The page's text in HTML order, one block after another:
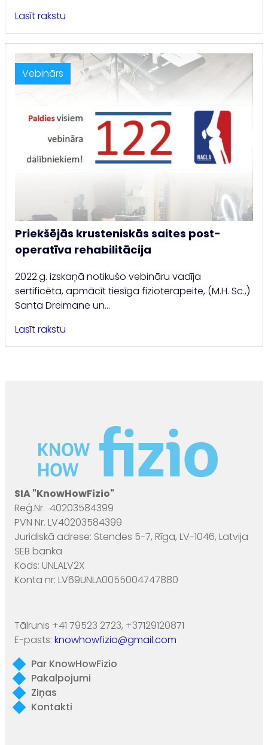
Lasīt rakstu
Vebinārs
Priekšējās krusteniskās saites post-
operatīva rehabilitācija
2022.g. izskaņā notikušo vebināru vadīja
sertificēta, apmācīt tiesīga fizioterapeite, (M.H. Sc.,)
Santa Dreimane un…
Lasīt rakstu
SIA "KnowHowFizio"
Reģ.Nr. 40203584399
PVN Nr. LV40203584399
Juridiskā adrese: Stendes 5-7, Rīga, LV-1046, Latvija
SEB banka
Kods: UNLALV2X
Konta nr: LV69UNLA0055004747880
Tālrunis +41 79523 2723, +37129120871
E-pasts: knowhowfizio@gmail.com
Par KnowHowFizio
Pakalpojumi
Ziņas
Kontakti